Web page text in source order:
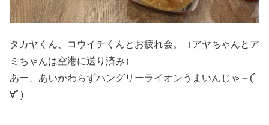
タカヤくん、コウイチくんとお疲れ会。（アヤちゃんとア
ミちゃんは空港に送り済み）
あー、あいかわらずハングリーライオンうまいんじゃ～(ﾟ
∀ﾟ)